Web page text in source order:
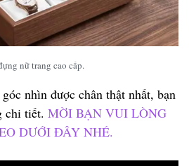
nữ trang cao cấp.
nhìn được chân thật nhất, bạn
chi tiết. MỜI BẠN VUI LÒNG
DƯỚI ĐÂY NHÉ.